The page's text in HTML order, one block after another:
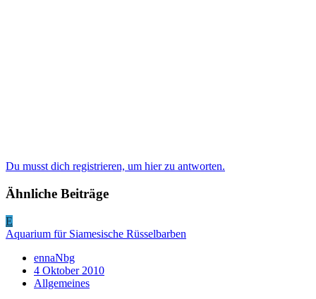
Du musst dich registrieren, um hier zu antworten.
Ähnliche Beiträge
E
Aquarium für Siamesische Rüsselbarben
ennaNbg
4 Oktober 2010
Allgemeines